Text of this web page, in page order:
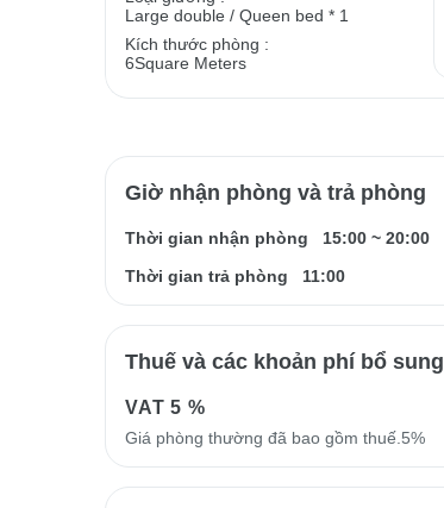
Large double / Queen bed * 1
Kích thước phòng :
6Square Meters
Giờ nhận phòng và trả phòng
Thời gian nhận phòng 15:00 ~ 20:00
Thời gian trả phòng
11:00
Thuế và các khoản phí bổ sung
VAT5 %
Giá phòng thường đã bao gồm thuế.5%